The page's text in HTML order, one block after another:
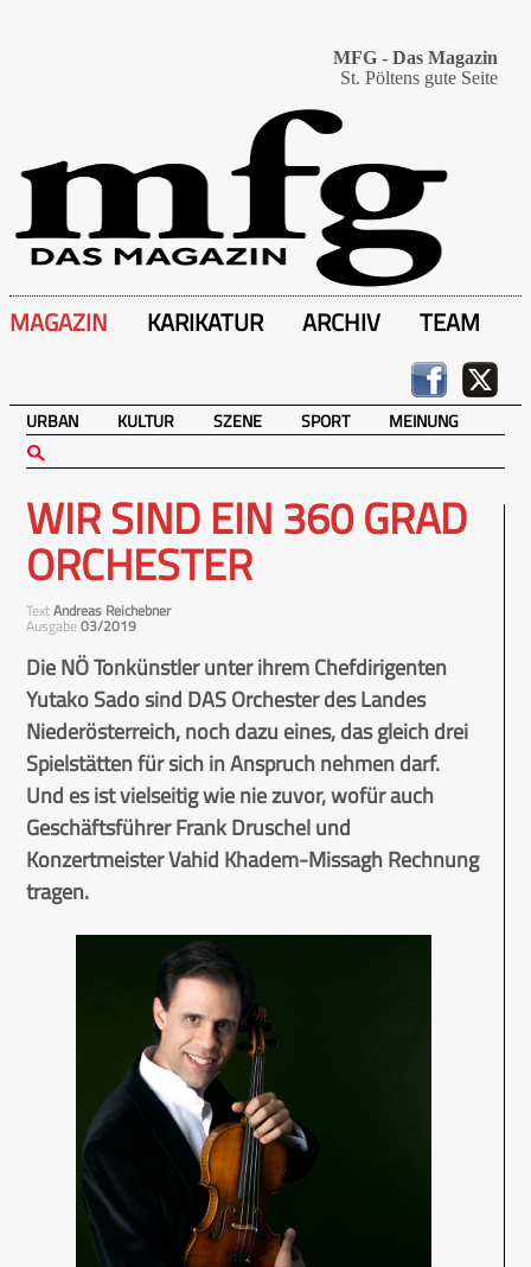
MFG - Das Magazin
St. Pöltens gute Seite
MAGAZIN KARIKATUR ARCHIV TEAM
URBAN KULTUR SZENE SPORT MEINUNG
WIR SIND EIN 360 GRAD
ORCHESTER
TextAndreas Reichebner
Ausgabe03/2019
Die NÖ Tonkünstler unter ihrem Chefdirigenten
Yutako Sado sind DAS Orchester des Landes
Niederösterreich, noch dazu eines, das gleich drei
Spielstätten für sich in Anspruch nehmen darf.
Und es ist vielseitig wie nie zuvor, wofür auch
Geschäftsführer Frank Druschel und
Konzertmeister Vahid Khadem-Missagh Rechnung
tragen.